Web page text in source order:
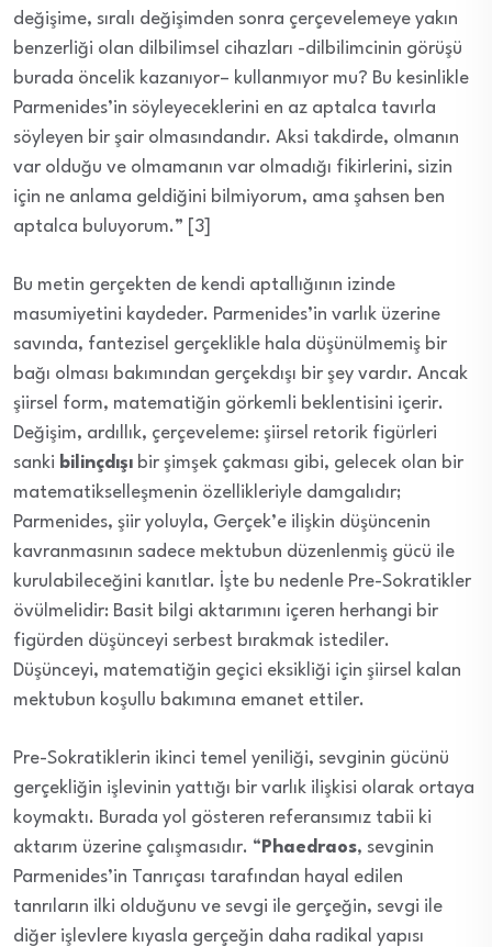
değişime, sıralı değişimden sonra çerçevelemeye yakın
benzerliği olan dilbilimsel cihazları -dilbilimcinin görüşü
burada öncelik kazanıyor– kullanmıyor mu? Bu kesinlikle
Parmenides’in söyleyeceklerini en az aptalca tavırla
söyleyen bir şair olmasındandır. Aksi takdirde, olmanın
var olduğu ve olmamanın var olmadığı fikirlerini, sizin
için ne anlama geldiğini bilmiyorum, ama şahsen ben
aptalca buluyorum.” [3]
Bu metin gerçekten de kendi aptallığının izinde
masumiyetini kaydeder. Parmenides’in varlık üzerine
savında, fantezisel gerçeklikle hala düşünülmemiş bir
bağı olması bakımından gerçekdışı bir şey vardır. Ancak
şiirsel form, matematiğin görkemli beklentisini içerir.
Değişim, ardıllık, çerçeveleme: şiirsel retorik figürleri
sanki bilinçdışı bir şimşek çakması gibi, gelecek olan bir
matematikselleşmenin özellikleriyle damgalıdır;
Parmenides, şiir yoluyla, Gerçek’e ilişkin düşüncenin
kavranmasının sadece mektubun düzenlenmiş gücü ile
kurulabileceğini kanıtlar. İşte bu nedenle Pre-Sokratikler
övülmelidir: Basit bilgi aktarımını içeren herhangi bir
figürden düşünceyi serbest bırakmak istediler.
Düşünceyi, matematiğin geçici eksikliği için şiirsel kalan
mektubun koşullu bakımına emanet ettiler.
Pre-Sokratiklerin ikinci temel yeniliği, sevginin gücünü
gerçekliğin işlevinin yattığı bir varlık ilişkisi olarak ortaya
koymaktı. Burada yol gösteren referansımız tabii ki
aktarım üzerine çalışmasıdır. “ Phaedraos, sevginin
Parmenides’in Tanrıçası tarafından hayal edilen
tanrıların ilki olduğunu ve sevgi ile gerçeğin, sevgi ile
diğer işlevlere kıyasla gerçeğin daha radikal yapısı